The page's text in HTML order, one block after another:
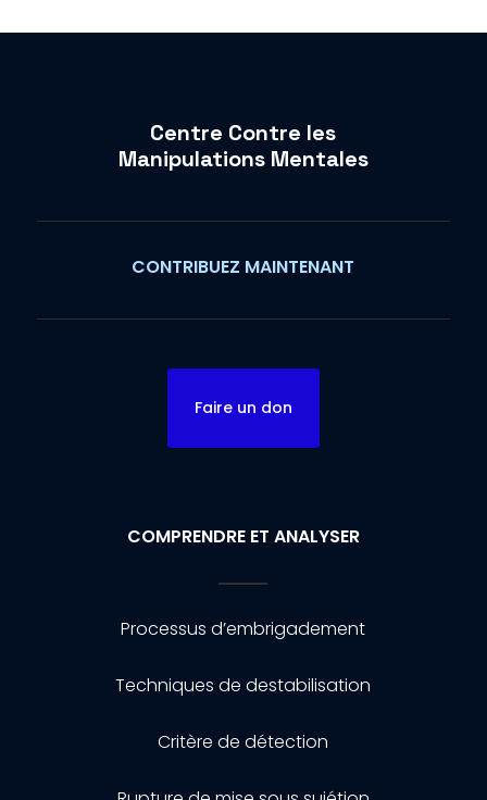
Centre Contre les
Manipulations Mentales
CONTRIBUEZ MAINTENANT
Faire un don
COMPRENDRE ET ANALYSER
Processus d’embrigadement
Techniques de destabilisation
Critère de détection